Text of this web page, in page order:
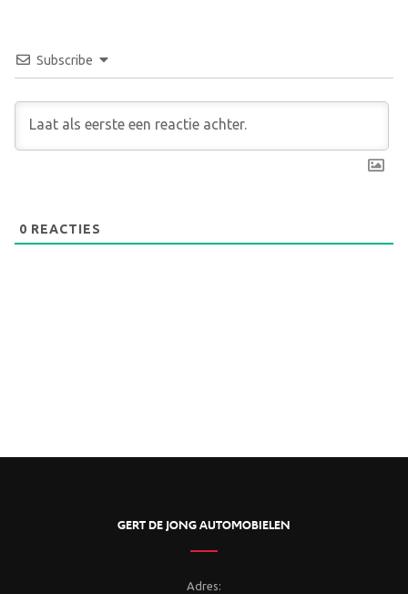
Subscribe
0 REACTIES
GERT DE JONG AUTOMOBIELEN
Adres: